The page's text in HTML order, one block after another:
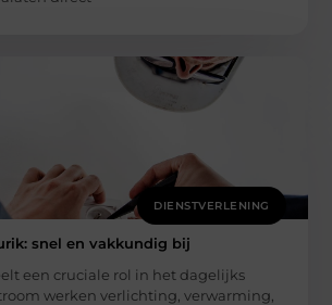
DIENSTVERLENING
snel en vakkundig bij
een cruciale rol in het dagelijks
werken verlichting, verwarming,